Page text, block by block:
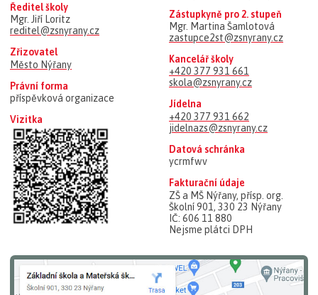
Ředitel školy
Mgr. Jiří Loritz
reditel@zsnyrany.cz
Zřizovatel
Město Nýřany
Právní forma
příspěvková organizace
Vizitka
Zástupkyně pro 2. stupeň
Mgr. Martina Šamlotová
zastupce2st@zsnyrany.cz
Kancelář školy
+420 377 931 661
skola@zsnyrany.cz
Jídelna
+420 377 931 662
jidelnazs@zsnyrany.cz
Datová schránka
ycrmfwv
Fakturační údaje
ZŠ a MŠ Nýřany, přísp. org.
Školní 901, 330 23 Nýřany
IČ: 606 11 880
Nejsme plátci DPH